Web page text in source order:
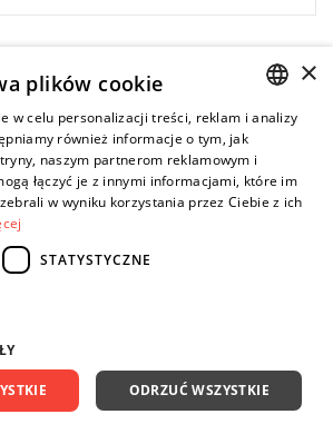
ENGLISH
×
plików cookie
w celu personalizacji treści, reklam i analizy
również informacje o tym, jak
naszym partnerom reklamowym i
łączyć je z innymi informacjami, które im
w wyniku korzystania przez Ciebie z ich
STATYSTYCZNE
ODRZUĆ WSZYSTKIE